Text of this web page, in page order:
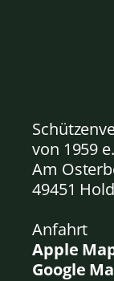
von 1959
Am
49451
Anfahrt
Apple
Google